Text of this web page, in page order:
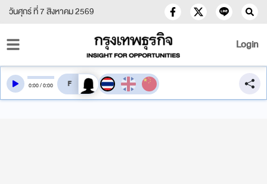
วันศุกร์ ที่ 7 สิงหาคม 2569
Login
0:00/0:00 สลับเสียงอ่าน